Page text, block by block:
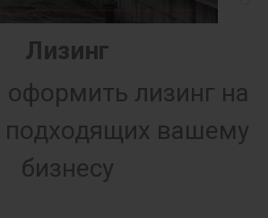
Лизинг
лизинг на
подходящих вашему
бизнесу